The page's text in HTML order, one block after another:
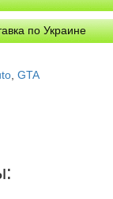
по Украине
, GTA